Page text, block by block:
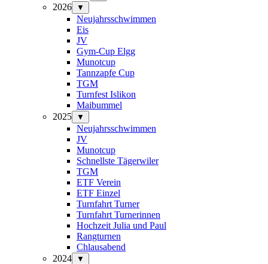
2026 ▼
Neujahrsschwimmen
Eis
JV
Gym-Cup Elgg
Munotcup
Tannzapfe Cup
TGM
Turnfest Islikon
Maibummel
2025
▼
Neujahrsschwimmen
JV
Munotcup
Schnellste Tägerwiler
TGM
ETF Verein
ETF Einzel
Turnfahrt Turner
Turnfahrt Turnerinnen
Hochzeit Julia und Paul
Rangturnen
Chlausabend
2024
▼